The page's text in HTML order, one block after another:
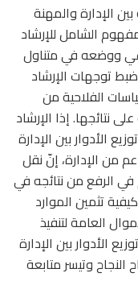
الإدارة والمهنة
الشامل للإرشاد
ووضعه في متناول
ضبط توجهات الإرشاد
الفلاحية من
نتائجها. إذا الإرشاد
الأدوار بين الإدارة
من الإدارة، إنّ نقل
في الرفع من نتائجه في
تثمين الموارد
العامة لتنفيذ
الأدوار بين الإدارة
النجاح وتيسر متابعة